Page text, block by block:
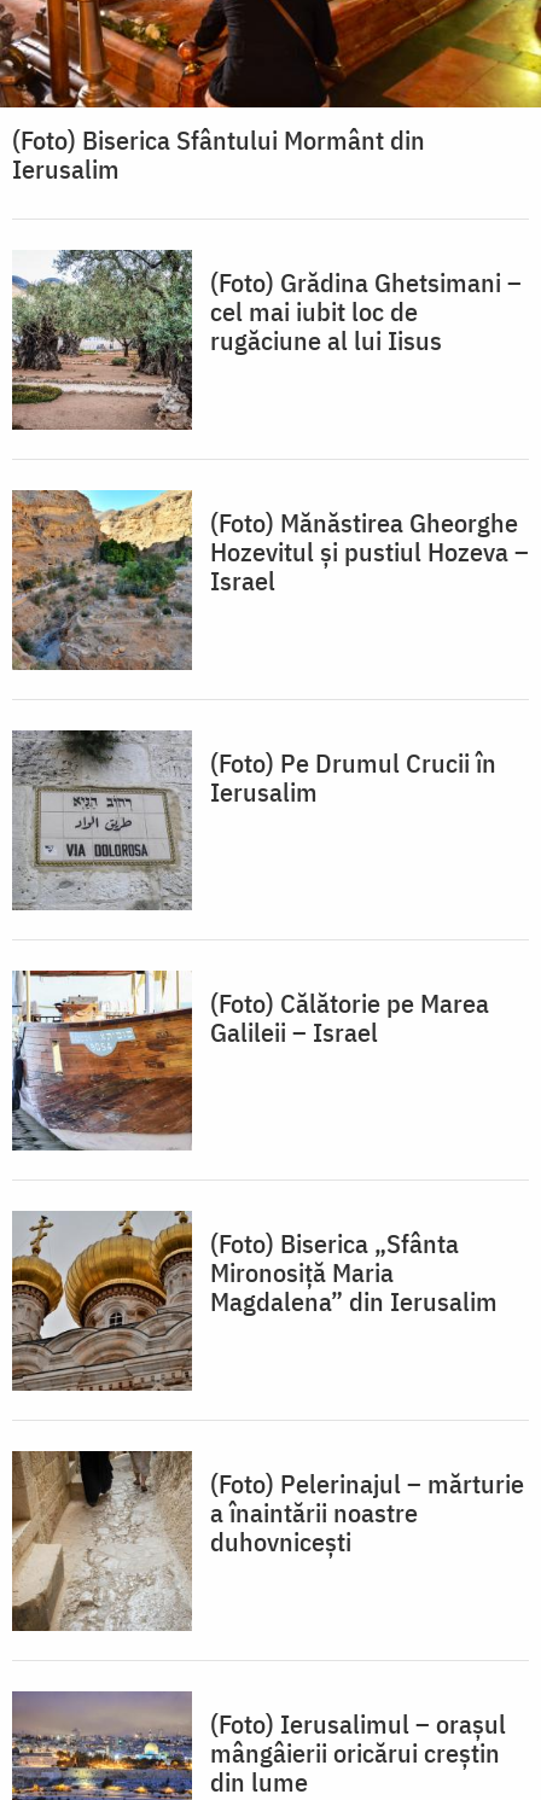
(Foto) Biserica Sfântului Mormânt din
Ierusalim
(Foto) Grădina Ghetsimani –
cel mai iubit loc de
rugăciune al lui Iisus
(Foto) Mănăstirea Gheorghe
Hozevitul și pustiul Hozeva –
Israel
(Foto) Pe Drumul Crucii în
Ierusalim
(Foto) Călătorie pe Marea
Galileii – Israel
(Foto) Biserica „Sfânta
Mironosiță Maria
Magdalena” din Ierusalim
(Foto) Pelerinajul – mărturie
a înaintării noastre
duhovnicești
(Foto) Ierusalimul – orașul
mângâierii oricărui creștin
din lume